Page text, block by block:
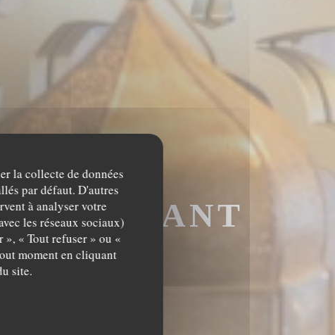
la collecte de données
par défaut. D'autres
à analyser votre
les réseaux sociaux)
« Tout refuser » ou «
moment en cliquant
site.